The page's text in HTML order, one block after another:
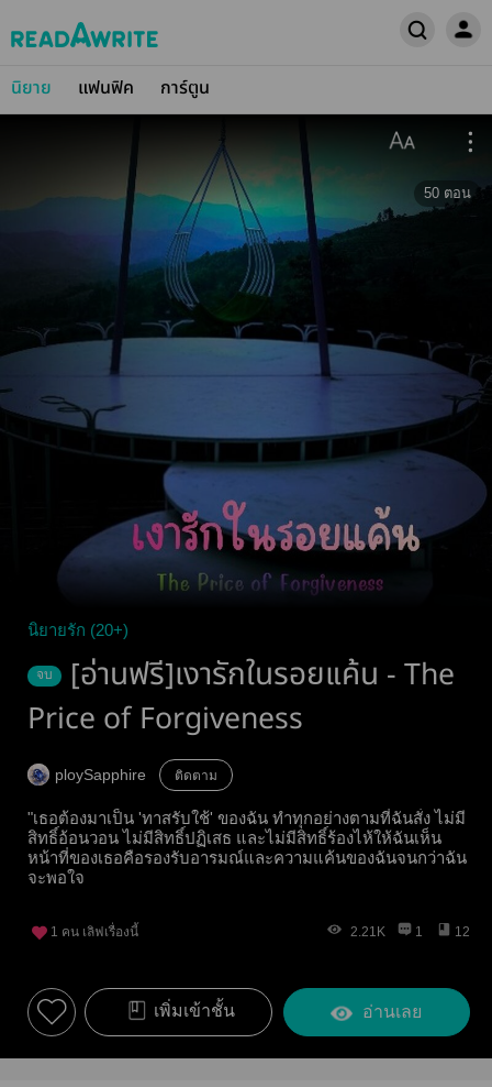
นิยาย แฟนฟิค การ์ตูน
50 ตอน
นิยายรัก (20+)
จบ
[อ่านฟรี]เงารักในรอยแค้น - The
Price of Forgiveness
ploySapphire ติดตาม
"เธอต้องมาเป็น 'ทาสรับใช้' ของฉัน ทำทุกอย่างตามที่ฉันสั่ง ไม่มี
สิทธิ์อ้อนวอน ไม่มีสิทธิ์ปฏิเสธ และไม่มีสิทธิ์ร้องไห้ให้ฉันเห็น
หน้าที่ของเธอคือรองรับอารมณ์และความแค้นของฉันจนกว่าฉัน
จะพอใจ
1 คน เลิฟเรื่องนี้ 2.21K 1 12
เพิ่มเข้าชั้น อ่านเลย